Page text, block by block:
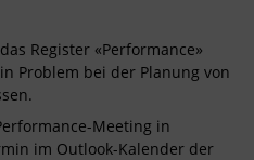
Register «Performance»
Problem bei der Planung von
Meeting in
im Outlook-Kalender der